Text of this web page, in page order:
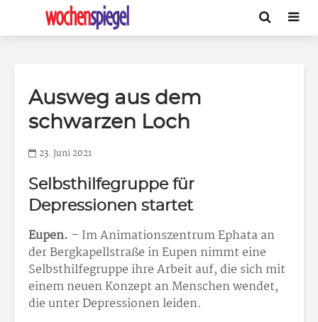
Ausweg aus dem
schwarzen Loch
23. Juni 2021
Selbsthilfegruppe für
Depressionen startet
Eupen. – Im Animationszentrum Ephata an
der Bergkapellstraße in Eupen nimmt eine
Selbsthilfegruppe ihre Arbeit auf, die sich mit
einem neuen Konzept an Menschen wendet,
die unter Depressionen leiden.